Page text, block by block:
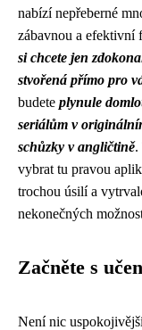
nabízí nepřeberné
zábavnou a efektivní
si chcete jen
stvořená přímo pro
budete plynule
seriálům v
schůzky v angličtině.
vybrat tu pravou
trochou úsilí a
nekonečných
Začněte s
Není nic